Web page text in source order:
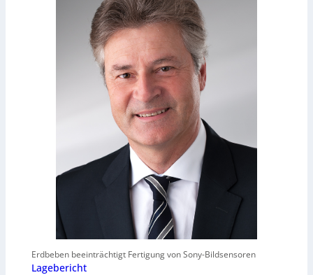
Erdbeben beeinträchtigt Fertigung von Sony-Bildsensoren
Lagebericht